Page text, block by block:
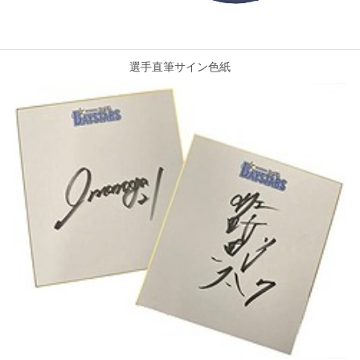
選手直筆サイン色紙